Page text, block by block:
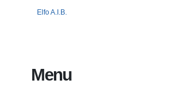
Elfo A.I.B.
Menu